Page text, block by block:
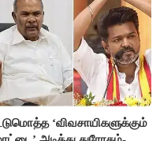
‘விவசாயிகளுக்கும்